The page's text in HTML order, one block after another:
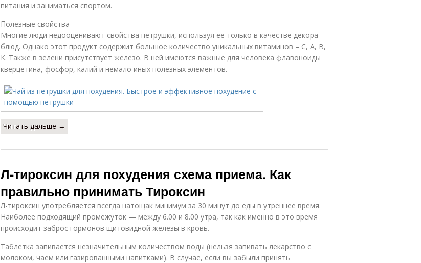
питания и заниматься спортом.
Полезные свойства
Многие люди недооценивают свойства петрушки, используя ее только в качестве декора
блюд. Однако этот продукт содержит большое количество уникальных витаминов – С, А, В,
К. Также в зелени присутствует железо. В ней имеются важные для человека флавоноиды
кверцетина, фосфор, калий и немало иных полезных элементов.
Читать дальше →
Л-тироксин для похудения схема приема. Как
правильно принимать Тироксин
Л-тироксин употребляется всегда натощак минимум за 30 минут до еды в утреннее время.
Наиболее подходящий промежуток — между 6.00 и 8.00 утра, так как именно в это время
происходит заброс гормонов щитовидной железы в кровь.
Таблетка запивается незначительным количеством воды (нельзя запивать лекарство с
молоком, чаем или газированными напитками). В случае, если вы забыли принять